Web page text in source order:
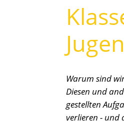
Warum sind
Diesen und
gestellten
verlieren - und